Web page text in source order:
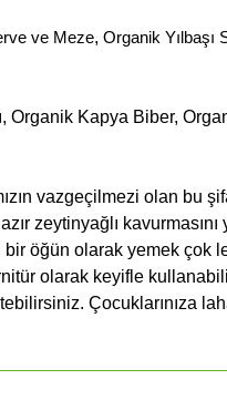
ve Meze, Organik Yılbaşı
Kapya Biber,
vazgeçilmezi olan bu
zeytinyağlı
öğün olarak yemek çok
olarak keyifle
Çocuklarınıza